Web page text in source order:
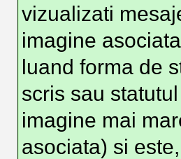
vizualizati
imagine
luand forma de
scris sau
imagine mai
asociata) si